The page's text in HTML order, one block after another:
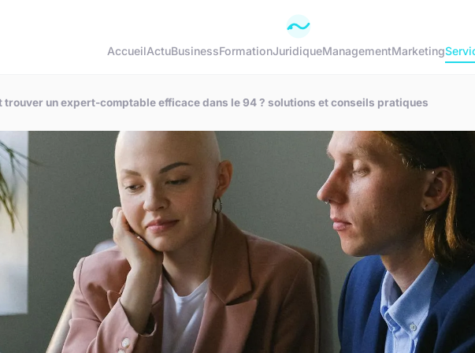
AccueilActuBusinessFormationJuridiqueManagementMarketing
trouver un expert-comptable efficace dans le 94 ? solutions et conseils pratiques